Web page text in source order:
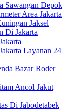
Sawangan Depok
Area Jakarta
Jaksel
Di Jakarta
Layanan 24
Bazar Roder
Ancol Jakut
Di Jabodetabek